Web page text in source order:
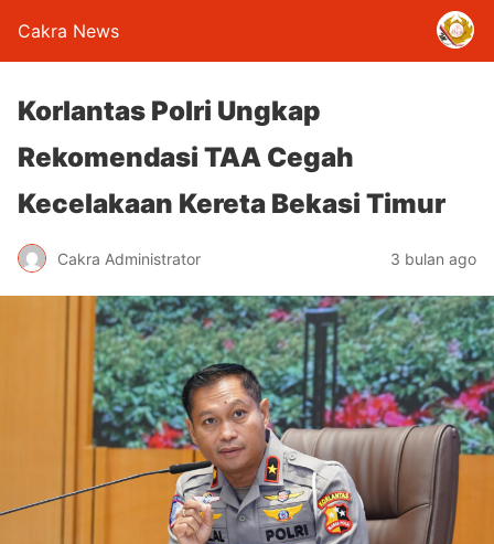
Cakra News
Korlantas Polri Ungkap
Rekomendasi TAA Cegah
Kecelakaan Kereta Bekasi Timur
Cakra Administrator 3 bulan ago